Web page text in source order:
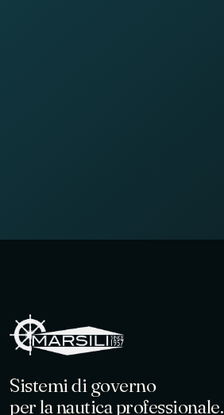
Sistemi di governo
per la nautica professionale.